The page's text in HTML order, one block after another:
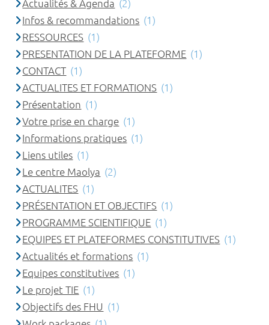
Actualités & Agenda (2)
Infos & recommandations (1)
RESSOURCES (1)
PRESENTATION DE LA PLATEFORME (1)
CONTACT (1)
ACTUALITES ET FORMATIONS (1)
Présentation (1)
Votre prise en charge (1)
Informations pratiques (1)
Liens utiles (1)
Le centre Maolya (2)
ACTUALITES (1)
PRÉSENTATION ET OBJECTIFS (1)
PROGRAMME SCIENTIFIQUE (1)
EQUIPES ET PLATEFORMES CONSTITUTIVES (1)
Actualités et formations (1)
Equipes constitutives (1)
Le projet TIE (1)
Objectifs des FHU (1)